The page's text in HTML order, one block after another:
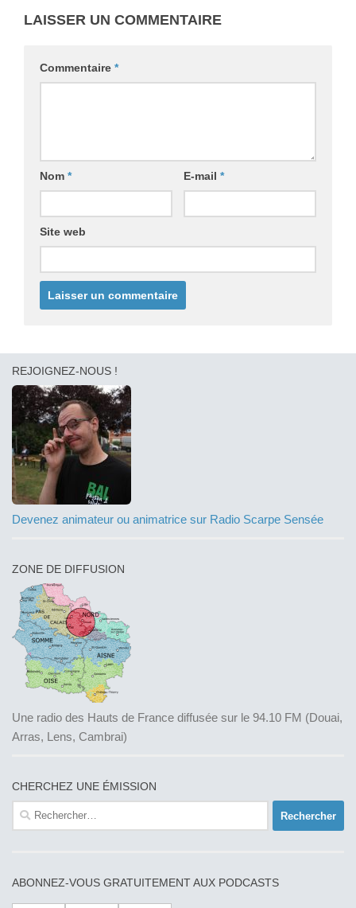
LAISSER UN COMMENTAIRE
Commentaire *
Nom * E-mail *
Site web
REJOIGNEZ-NOUS !
Devenez animateur ou animatrice sur Radio Scarpe Sensée
ZONE DE DIFFUSION
Une radio des Hauts de France diffusée sur le 94.10 FM (Douai,
Arras, Lens, Cambrai)
CHERCHEZ UNE ÉMISSION
Rechercher :
ABONNEZ-VOUS GRATUITEMENT AUX PODCASTS